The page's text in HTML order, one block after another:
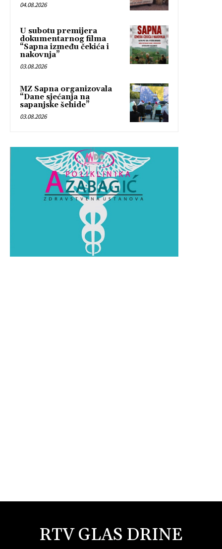
04.08.2026
U subotu premijera
dokumentarnog filma
“Sapna između čekića i
nakovnja”
03.08.2026
MZ Sapna organizovala
“Dane sjećanja na
sapanjske šehide”
03.08.2026
RTV GLAS DRINE